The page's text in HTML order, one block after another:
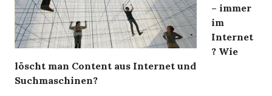
– immer
im
Internet
? Wie
löscht man Content aus Internet und
Suchmaschinen?